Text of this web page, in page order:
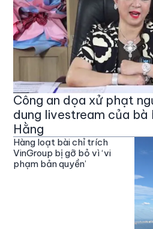
Công an dọa xử phạt
dung livestream của bà
Hằng
Hàng loạt bài chỉ trích
VinGroup bị gỡ bỏ vì ‘vi
phạm bản quyền’